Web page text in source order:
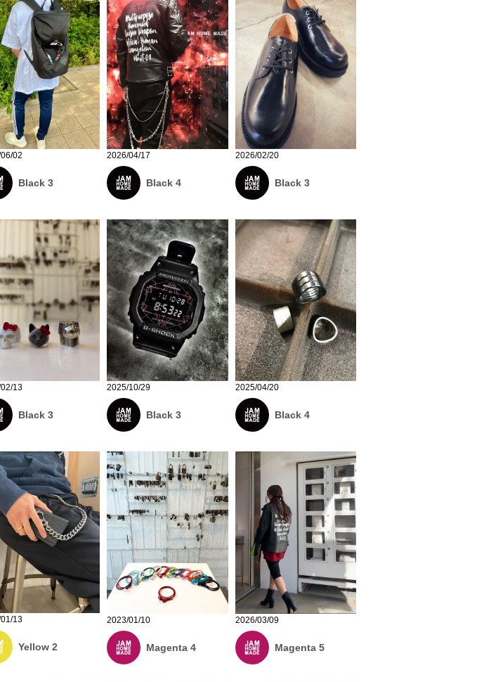
02
Black 3
2026/04/17
Black 4
2026/02/20
Black 3
13
Black 3
2025/10/29
Black 3
2025/04/20
Black 4
13
Yellow 2
2023/01/10
Magenta 4
2026/03/09
Magenta 5